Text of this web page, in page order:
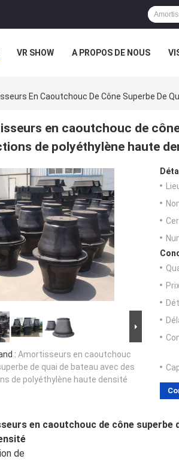
VR SHOW A PROPOS DE NOUS
En Caoutchouc De Cône Superbe De
en caoutchouc de
de polyéthylène haute
: Amortisseurs en caoutchouc
de quai de bateau avec des
de polyéthylène haute densité
en caoutchouc de cône superbe
de